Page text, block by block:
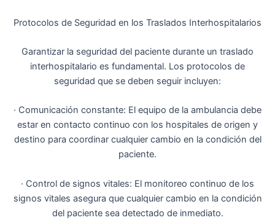
Protocolos de Seguridad en los Traslados Interhospitalarios
Garantizar la seguridad del paciente durante un traslado
interhospitalario es fundamental. Los protocolos de
seguridad que se deben seguir incluyen:
· Comunicación constante: El equipo de la ambulancia debe
estar en contacto continuo con los hospitales de origen y
destino para coordinar cualquier cambio en la condición del
paciente.
· Control de signos vitales: El monitoreo continuo de los
signos vitales asegura que cualquier cambio en la condición
del paciente sea detectado de inmediato.